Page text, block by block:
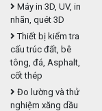
Máy in 3D, UV, in
nhãn, quét 3D
Thiết bị kiểm tra
cấu trúc đất, bê
tông, đá, Asphalt,
cốt thép
Đo lường và thử
nghiệm xăng dầu